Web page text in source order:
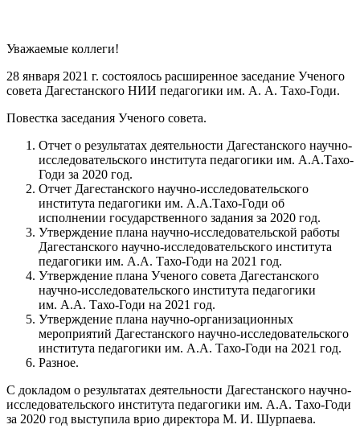
Уважаемые коллеги!
28 января 2021 г. состоялось расширенное заседание Ученого
совета Дагестанского НИИ педагогики им. А. А. Тахо-Годи.
Повестка заседания Ученого совета.
Отчет о результатах деятельности Дагестанского научно-
исследовательского института педагогики им. А.А.Тахо-
Годи за 2020 год.
Отчет Дагестанского научно-исследовательского
института педагогики им. А.А.Тахо-Годи об
исполнении государственного задания за 2020 год.
Утверждение плана научно-исследовательской работы
Дагестанского научно-исследовательского института
педагогики им. А.А. Тахо-Годи на 2021 год.
Утверждение плана Ученого совета Дагестанского
научно-исследовательского института педагогики
им. А.А. Тахо-Годи на 2021 год.
Утверждение плана научно-организационных
мероприятий Дагестанского научно-исследовательского
института педагогики им. А.А. Тахо-Годи на 2021 год.
Разное.
С докладом о результатах деятельности Дагестанского научно-
исследовательского института педагогики им. А.А. Тахо-Годи
за 2020 год выступила врио директора М. И. Шурпаева.